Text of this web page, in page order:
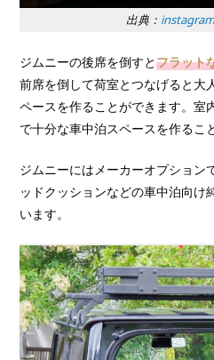
出典：
ジムニーの後席を倒すとフラット
前席を倒して荷室とつなげると大
ペースを作ることができます。室
で十分な車中泊スペースを作るこ
ジムニーにはメーカーオプション
ッドクッションなどの車中泊向け
います。